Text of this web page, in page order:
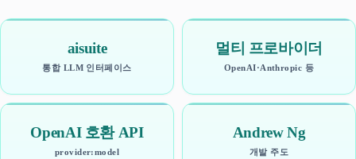
aisuite
통합 LLM 인터페이스
멀티 프로바이더
OpenAI·Anthropic 등
OpenAI 호환 API
provider:model
Andrew Ng
개발 주도